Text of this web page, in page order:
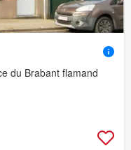
du Brabant flamand